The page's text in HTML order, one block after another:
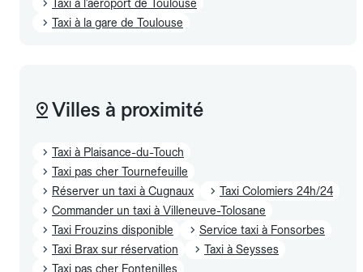
Taxi à l'aéroport de Toulouse
Taxi à la gare de Toulouse
Villes à proximité
Taxi à Plaisance-du-Touch
Taxi pas cher Tournefeuille
Réserver un taxi à Cugnaux
Taxi Colomiers 24h/24
Commander un taxi à Villeneuve-Tolosane
Taxi Frouzins disponible
Service taxi à Fonsorbes
Taxi Brax sur réservation
Taxi à Seysses
Taxi pas cher Fontenilles